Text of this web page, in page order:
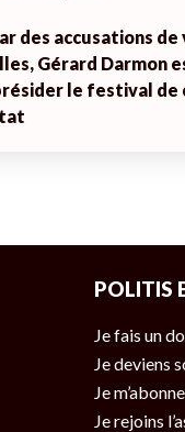
des accusations de
Gérard Darmon
le festival de
POLITIS
Je fais un
Je deviens
Je m’abonne
Je rejoins